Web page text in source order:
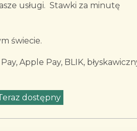
usługi. Stawki za minutę
świecie.
Apple Pay, BLIK,
dostępny